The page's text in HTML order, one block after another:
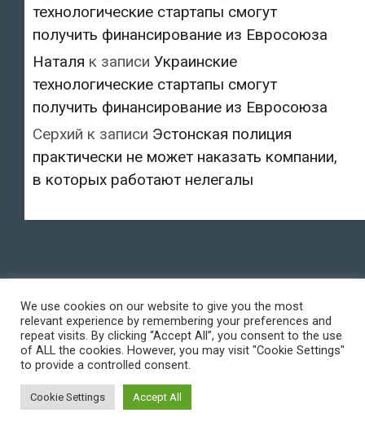
технологические стартапы смогут
получить финансирование из Евросоюза
Наталя к записи Украинские
технологические стартапы смогут
получить финансирование из Евросоюза
Серхий к записи Эстонская полиция
практически не может наказать компании,
в которых работают нелегалы
We use cookies on our website to give you the most
relevant experience by remembering your preferences and
repeat visits. By clicking “Accept All”, you consent to the use
of ALL the cookies. However, you may visit "Cookie Settings"
to provide a controlled consent.
Cookie Settings Accept All